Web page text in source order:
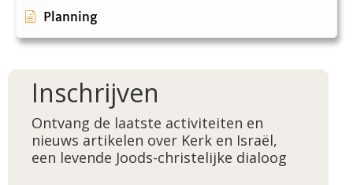
Planning
Inschrijven
Ontvang de laatste activiteiten en
nieuws artikelen over Kerk en Israël,
een levende Joods-christelijke dialoog